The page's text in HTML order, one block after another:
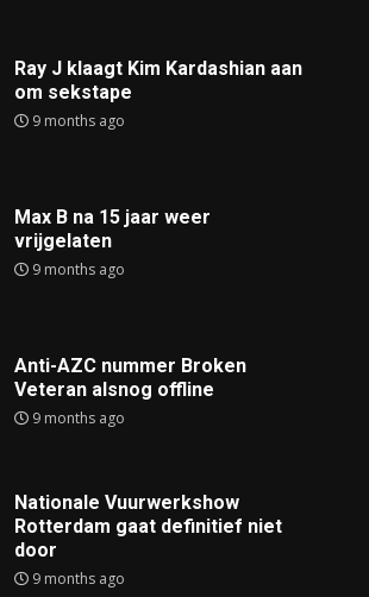
Ray J klaagt Kim Kardashian aan
om sekstape
9 months ago
Max B na 15 jaar weer
vrijgelaten
9 months ago
Anti-AZC nummer Broken
Veteran alsnog offline
9 months ago
Nationale Vuurwerkshow
Rotterdam gaat definitief niet
door
9 months ago